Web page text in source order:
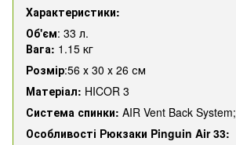
Характеристики:
Об'єм: 33 л.
Вага: 1.15 кг
Розмір:56 х 30 х 26 см
Матеріал: HICOR 3
Система спинки: AIR Vent Back System;
Особливості Рюкзаки Pinguin Air 33: